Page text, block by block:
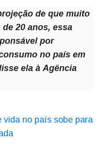
de que muito
20 anos, essa
por
no país em
ela àAgência
vida no país sobe para